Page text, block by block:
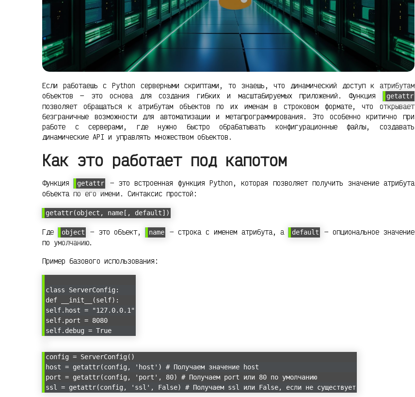
Если работаешь с Python серверными скриптами, то знаешь, что динамический доступ к атрибутам
объектов — это основа для создания гибких и масштабируемых приложений. Функция
getattr
позволяет обращаться к атрибутам объектов по их именам в строковом формате, что открывает
безграничные возможности для автоматизации и метапрограммирования. Это особенно критично при
работе с серверами, где нужно быстро обрабатывать конфигурационные файлы, создавать
динамические API и управлять множеством объектов.
Как это работает под капотом
Функция getattr
— это встроенная функция Python, которая позволяет получить значение атрибута
объекта по его имени. Синтаксис простой:
getattr(object, name[, default])
Где object — это объект, name — строка с именем атрибута, а default
— опциональное значение
по умолчанию.
Пример базового использования:
class ServerConfig:
def __init__(self):
self.host = "127.0.0.1"
self.port = 8080
self.debug = True
config = ServerConfig()
host = getattr(config, 'host') # Получаем значение host
port = getattr(config, 'port', 80) # Получаем port или 80 по умолчанию
ssl = getattr(config, 'ssl', False) # Получаем ssl или False, если не существует